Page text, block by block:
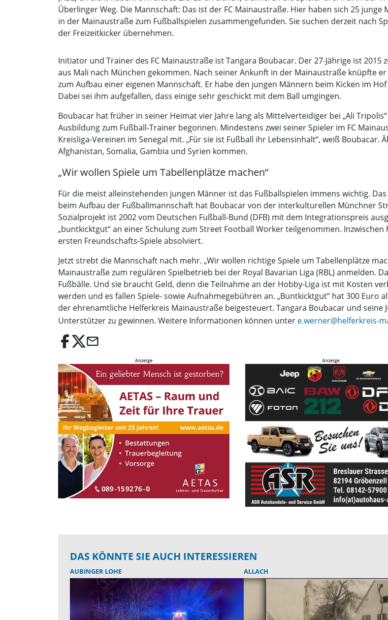
Überlinger Weg. Die Mannschaft: Das ist der FC Mainaustraße. Hier haben sich 25
in der Mainaustraße zum Fußballspielen zusammengefunden. Sie suchen derzeit nach
der Freizeitkicker übernehmen.
Initiator und Trainer des FC Mainaustraße ist Tangara Boubacar. Der 27-Jährige ist
aus Mali nach München gekommen. Nach seiner Ankunft in der Mainaustraße knüpfte
zum Aufbau einer eigenen Mannschaft. Er habe den jungen Männern beim Kicken im
Dabei sei ihm aufgefallen, dass einige sehr geschickt mit dem Ball umgingen.
Boubacar hat früher in seiner Heimat vier Jahre lang als Mittelverteidiger bei „Ali
Ausbildung zum Fußball-Trainer begonnen. Mindestens zwei seiner Spieler im FC
Kreisliga-Vereinen im Senegal mit. „Für sie ist Fußball ihr Lebensinhalt“, weiß
Afghanistan, Somalia, Gambia und Syrien kommen.
„Wir wollen Spiele um Tabellenplätze machen“
Für die meist alleinstehenden jungen Männer ist das Fußballspielen immens wichtig.
beim Aufbau der Fußballmannschaft hat Boubacar von der interkulturellen Münchner
Sozialprojekt ist 2002 vom Deutschen Fußball-Bund (DFB) mit dem Integrationspreis
„buntkicktgut“ an einer Schulung zum Street Football Worker teilgenommen.
ersten Freundschafts-Spiele absolviert.
Jetzt strebt die Mannschaft nach mehr. „Wir wollen richtige Spiele um Tabellenplätze
Mainaustraße zum regulären Spielbetrieb bei der Royal Bavarian Liga (RBL) anmelden.
Fußbälle. Und sie braucht Geld, denn die Teilnahme an der Hobby-Liga ist mit Kosten
werden und es fallen Spiele- sowie Aufnahmegebühren an. „Buntkicktgut“ hat 300 Euro
der ehrenamtliche Helferkreis Mainaustraße beigesteuert. Tangara Boubacar und seine
Unterstützer zu gewinnen. Weitere Informationen können unter e.werner@helferkreis-
email
DAS KÖNNTE SIE AUCH INTERESSIEREN
AUBINGER LOHE ALLACH